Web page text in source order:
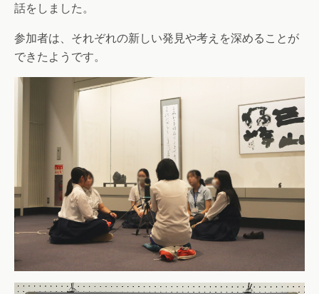
話をしました。
参加者は、それぞれの新しい発見や考えを深めることが
できたようです。